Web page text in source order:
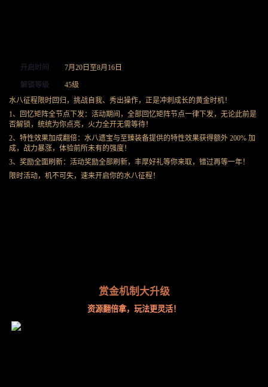
开启时间 7月20日至8月16日
解锁等级
45级
水八征程限时回归，挑战自我、秀出操作，正是冲刺成长的黄金时机！
1、回忆矩阵全节点下发：活动期间，全部回忆矩阵节点一律下发，无论此前是
否解锁，统统为你点亮，火力全开无需等待！
2、特性效果加成翻倍：水八遗宝与至臻装备提供的特性效果获得额外 200% 加
成，战力暴涨，体验前所未有的强度！
3、奖励全面刷新：活动奖励全部刷新，丰厚好礼等你来取，错过再等一年！
限时活动，机不可失，速来开启你的水八征程！
赏金机制大升级
资源翻倍拿，玩法更灵活！